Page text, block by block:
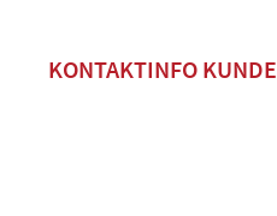
KONTAKTINFO KUNDE